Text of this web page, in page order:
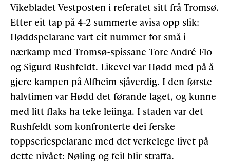
Vikebladet Vestposten i referatet sitt frå Tromsø.
Etter eit tap på 4-2 summerte avisa opp slik: –
Høddspelarane vart eit nummer for små i
nærkamp med Tromsø-spissane Tore André Flo
og Sigurd Rushfeldt. Likevel var Hødd med på å
gjere kampen på Alfheim sjåverdig. I den første
halvtimen var Hødd det førande laget, og kunne
med litt flaks ha teke leiinga. I staden var det
Rushfeldt som konfronterte dei ferske
toppseriespelarane med det verkelege livet på
dette nivået: Nøling og feil blir straffa.